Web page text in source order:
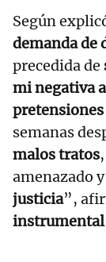
Según
demanda de
precedida de
mi negativa
semanas
malos tratos
amenazado
justicia”,
instrumental